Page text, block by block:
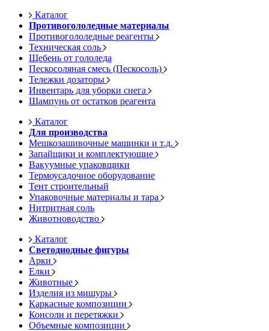
Каталог
Противогололедные материалы
Противогололедные реагенты
Техническая соль
Щебень от гололеда
Пескосоляная смесь (Пескосоль)
Тележки дозаторы
Инвентарь для уборки снега
Шампунь от остатков реагента
Каталог
Для производства
Мешкозашивочные машинки и т.д.
Запайщики и комплектующие
Вакуумные упаковщики
Термоусадочное оборудование
Тент строительный
Упаковочные материалы и тара
Нитритная соль
Животноводство
Каталог
Светодиодные фигуры
Арки
Елки
Животные
Изделия из мишуры
Каркасные композиции
Консоли и перетяжки
Объемные композиции